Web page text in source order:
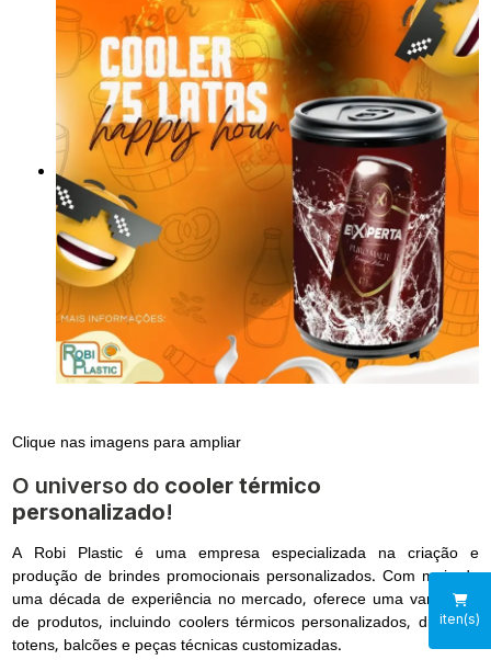
Clique nas imagens para ampliar
O universo do cooler térmico
personalizado!
A Robi Plastic é uma empresa especializada na criação e
produção de brindes promocionais personalizados. Com mais de
uma década de experiência no mercado, oferece uma variedade
de produtos, incluindo coolers térmicos personalizados, displays,
totens, balcões e peças técnicas customizadas.
iten(s)